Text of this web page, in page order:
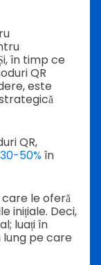
în timp ce
QR
este
QR,
50%în
le oferă
inițiale. Deci,
luați în
pe care